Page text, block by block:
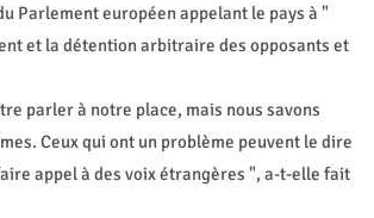
Parlement européen appelant le pays à "
et la détention arbitraire des opposants et
parler à notre place, mais nous savons
Ceux qui ont un problème peuvent le dire
appel à des voix étrangères ", a-t-elle fait